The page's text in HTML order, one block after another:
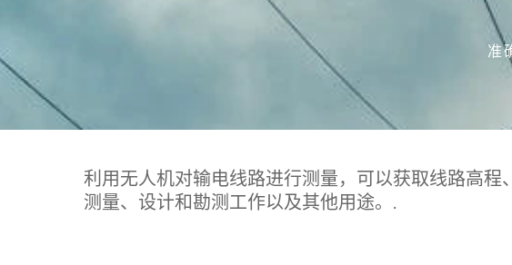
准
利用无人机对输电线路进行测量，可以获取线路高
测量、设计和勘测工作以及其他用途。.